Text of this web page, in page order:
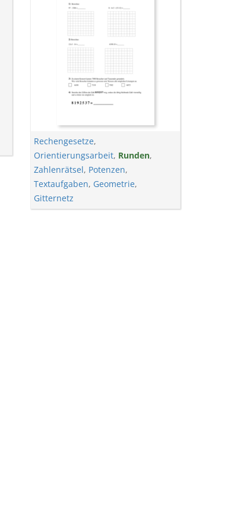
Rechengesetze,
Orientierungsarbeit, Runden,
Zahlenrätsel, Potenzen,
Textaufgaben, Geometrie,
Gitternetz